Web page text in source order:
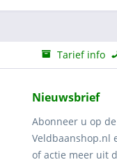
Tarief info
Nieuwsbrief
Abonneer u op
Veldbaanshop.nl
of actie meer uit